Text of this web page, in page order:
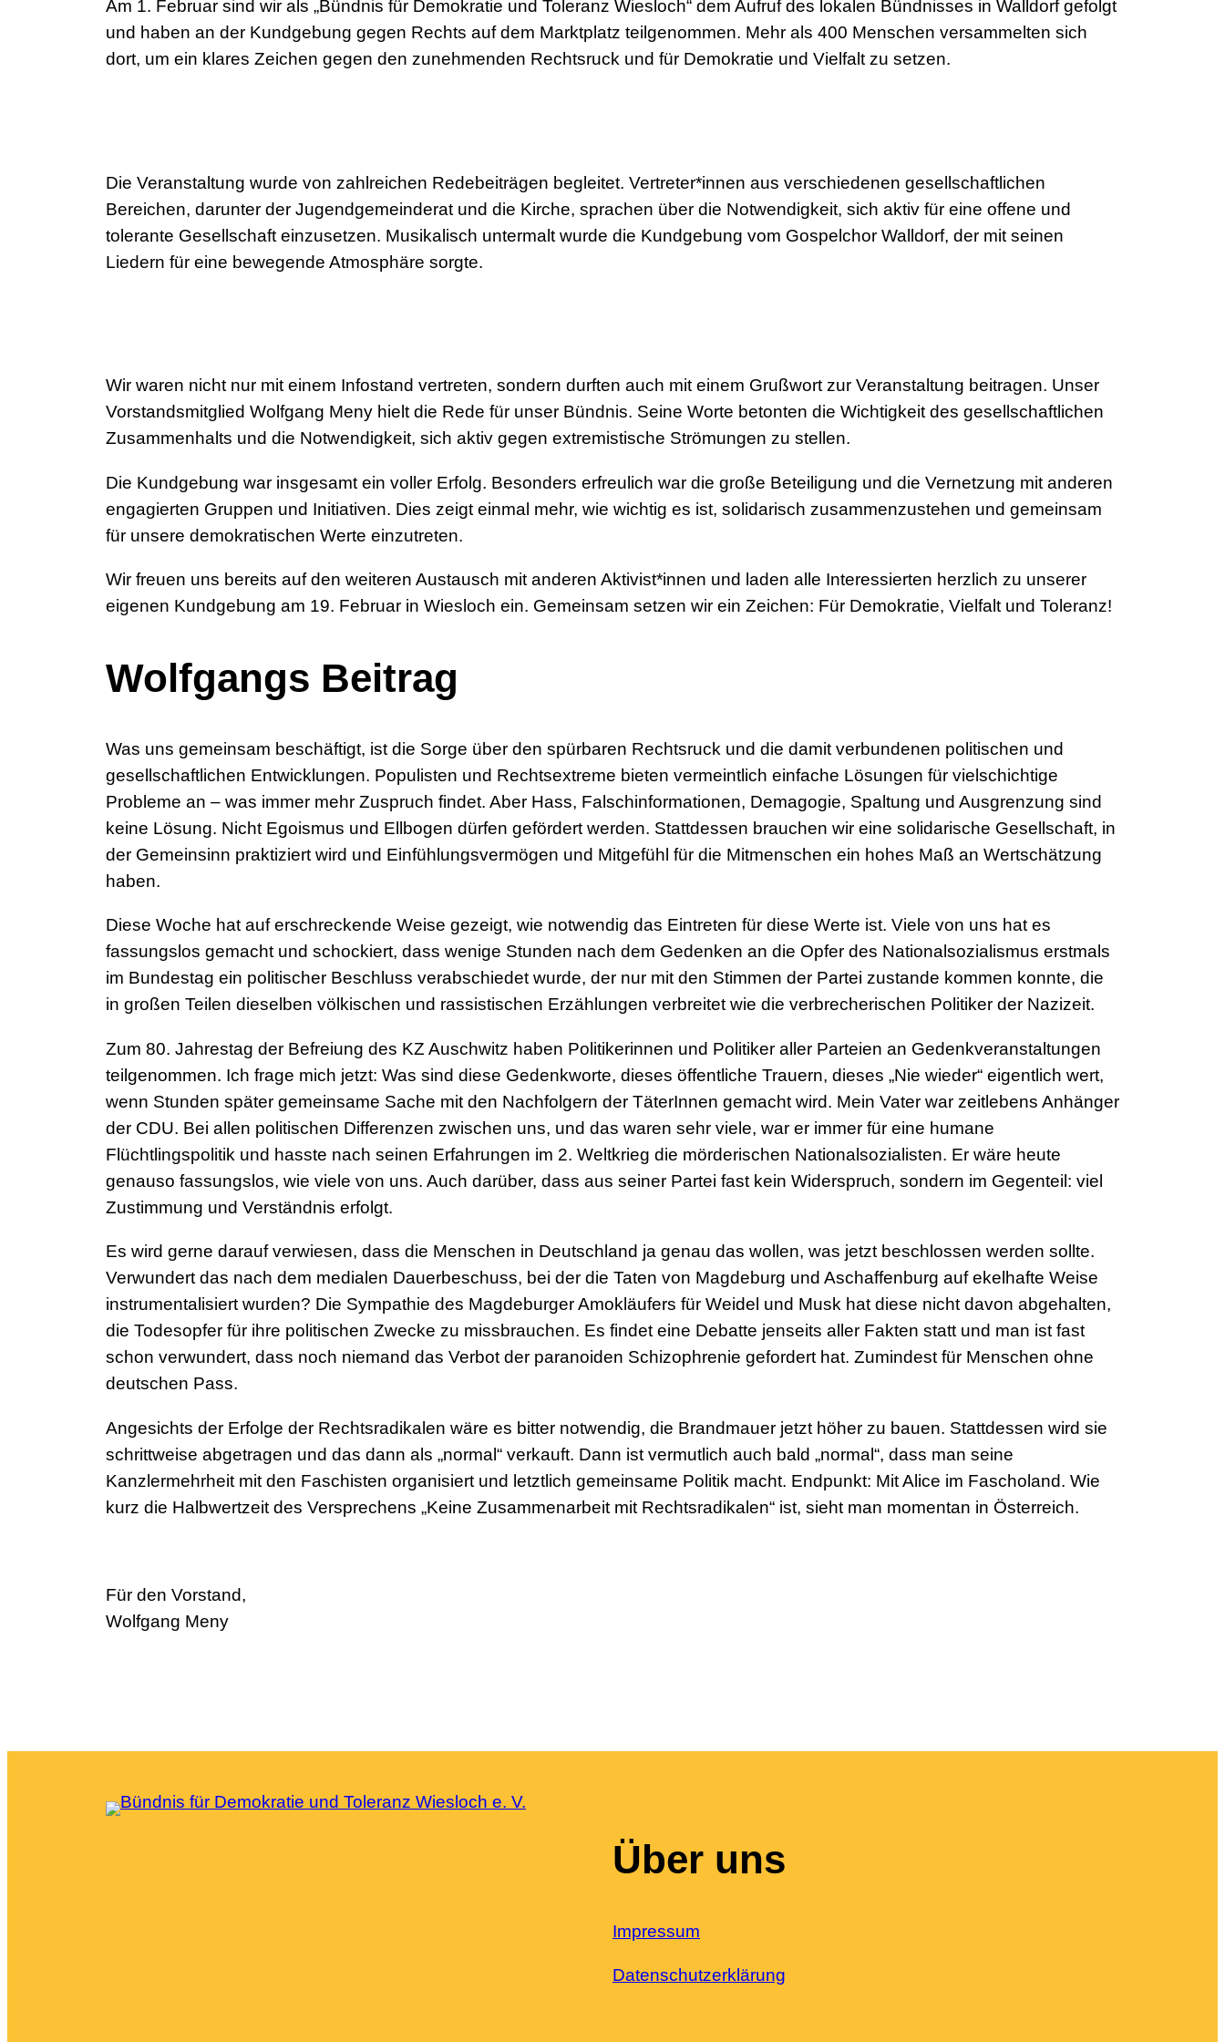
Am 1. Februar sind wir als „Bündnis für Demokratie und Toleranz Wiesloch“ dem Aufruf des lokalen Bündnisses in Walldorf gefolgt
und haben an der Kundgebung gegen Rechts auf dem Marktplatz teilgenommen. Mehr als 400 Menschen versammelten sich
dort, um ein klares Zeichen gegen den zunehmenden Rechtsruck und für Demokratie und Vielfalt zu setzen.
Die Veranstaltung wurde von zahlreichen Redebeiträgen begleitet. Vertreter*innen aus verschiedenen gesellschaftlichen
Bereichen, darunter der Jugendgemeinderat und die Kirche, sprachen über die Notwendigkeit, sich aktiv für eine offene und
tolerante Gesellschaft einzusetzen. Musikalisch untermalt wurde die Kundgebung vom Gospelchor Walldorf, der mit seinen
Liedern für eine bewegende Atmosphäre sorgte.
Wir waren nicht nur mit einem Infostand vertreten, sondern durften auch mit einem Grußwort zur Veranstaltung beitragen. Unser
Vorstandsmitglied Wolfgang Meny hielt die Rede für unser Bündnis. Seine Worte betonten die Wichtigkeit des gesellschaftlichen
Zusammenhalts und die Notwendigkeit, sich aktiv gegen extremistische Strömungen zu stellen.
Die Kundgebung war insgesamt ein voller Erfolg. Besonders erfreulich war die große Beteiligung und die Vernetzung mit anderen
engagierten Gruppen und Initiativen. Dies zeigt einmal mehr, wie wichtig es ist, solidarisch zusammenzustehen und gemeinsam
für unsere demokratischen Werte einzutreten.
Wir freuen uns bereits auf den weiteren Austausch mit anderen Aktivist*innen und laden alle Interessierten herzlich zu unserer
eigenen Kundgebung am 19. Februar in Wiesloch ein. Gemeinsam setzen wir ein Zeichen: Für Demokratie, Vielfalt und Toleranz!
Wolfgangs Beitrag
Was uns gemeinsam beschäftigt, ist die Sorge über den spürbaren Rechtsruck und die damit verbundenen politischen und
gesellschaftlichen Entwicklungen. Populisten und Rechtsextreme bieten vermeintlich einfache Lösungen für vielschichtige
Probleme an – was immer mehr Zuspruch findet. Aber Hass, Falschinformationen, Demagogie, Spaltung und Ausgrenzung sind
keine Lösung. Nicht Egoismus und Ellbogen dürfen gefördert werden. Stattdessen brauchen wir eine solidarische Gesellschaft, in
der Gemeinsinn praktiziert wird und Einfühlungsvermögen und Mitgefühl für die Mitmenschen ein hohes Maß an Wertschätzung
haben.
Diese Woche hat auf erschreckende Weise gezeigt, wie notwendig das Eintreten für diese Werte ist. Viele von uns hat es
fassungslos gemacht und schockiert, dass wenige Stunden nach dem Gedenken an die Opfer des Nationalsozialismus erstmals
im Bundestag ein politischer Beschluss verabschiedet wurde, der nur mit den Stimmen der Partei zustande kommen konnte, die
in großen Teilen dieselben völkischen und rassistischen Erzählungen verbreitet wie die verbrecherischen Politiker der Nazizeit.
Zum 80. Jahrestag der Befreiung des KZ Auschwitz haben Politikerinnen und Politiker aller Parteien an Gedenkveranstaltungen
teilgenommen. Ich frage mich jetzt: Was sind diese Gedenkworte, dieses öffentliche Trauern, dieses „Nie wieder“ eigentlich wert,
wenn Stunden später gemeinsame Sache mit den Nachfolgern der TäterInnen gemacht wird. Mein Vater war zeitlebens Anhänger
der CDU. Bei allen politischen Differenzen zwischen uns, und das waren sehr viele, war er immer für eine humane
Flüchtlingspolitik und hasste nach seinen Erfahrungen im 2. Weltkrieg die mörderischen Nationalsozialisten. Er wäre heute
genauso fassungslos, wie viele von uns. Auch darüber, dass aus seiner Partei fast kein Widerspruch, sondern im Gegenteil: viel
Zustimmung und Verständnis erfolgt.
Es wird gerne darauf verwiesen, dass die Menschen in Deutschland ja genau das wollen, was jetzt beschlossen werden sollte.
Verwundert das nach dem medialen Dauerbeschuss, bei der die Taten von Magdeburg und Aschaffenburg auf ekelhafte Weise
instrumentalisiert wurden? Die Sympathie des Magdeburger Amokläufers für Weidel und Musk hat diese nicht davon abgehalten,
die Todesopfer für ihre politischen Zwecke zu missbrauchen. Es findet eine Debatte jenseits aller Fakten statt und man ist fast
schon verwundert, dass noch niemand das Verbot der paranoiden Schizophrenie gefordert hat. Zumindest für Menschen ohne
deutschen Pass.
Angesichts der Erfolge der Rechtsradikalen wäre es bitter notwendig, die Brandmauer jetzt höher zu bauen. Stattdessen wird sie
schrittweise abgetragen und das dann als „normal“ verkauft. Dann ist vermutlich auch bald „normal“, dass man seine
Kanzlermehrheit mit den Faschisten organisiert und letztlich gemeinsame Politik macht. Endpunkt: Mit Alice im Fascholand. Wie
kurz die Halbwertzeit des Versprechens „Keine Zusammenarbeit mit Rechtsradikalen“ ist, sieht man momentan in Österreich.
Für den Vorstand,
Wolfgang Meny
Über uns
Impressum
Datenschutzerklärung